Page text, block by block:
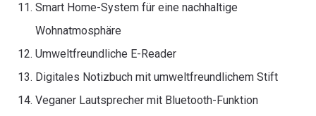
Smart Home-System für eine nachhaltige
Wohnatmosphäre
Umweltfreundliche E-Reader
Digitales Notizbuch mit umweltfreundlichem Stift
Veganer Lautsprecher mit Bluetooth-Funktion